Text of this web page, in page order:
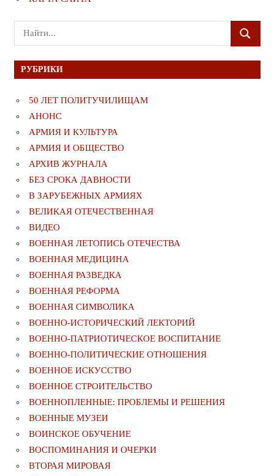
Поиск
для:
ПОИСК
РУБРИКИ
50 ЛЕТ ПОЛИТУЧИЛИЩАМ
АНОНС
АРМИЯ И КУЛЬТУРА
АРМИЯ И ОБЩЕСТВО
АРХИВ ЖУРНАЛА
БЕЗ СРОКА ДАВНОСТИ
В ЗАРУБЕЖНЫХ АРМИЯХ
ВЕЛИКАЯ ОТЕЧЕСТВЕННАЯ
ВИДЕО
ВОЕННАЯ ЛЕТОПИСЬ ОТЕЧЕСТВА
ВОЕННАЯ МЕДИЦИНА
ВОЕННАЯ РАЗВЕДКА
ВОЕННАЯ РЕФОРМА
ВОЕННАЯ СИМВОЛИКА
ВОЕННО-ИСТОРИЧЕСКИЙ ЛЕКТОРИЙ
ВОЕННО-ПАТРИОТИЧЕСКОЕ ВОСПИТАНИЕ
ВОЕННО-ПОЛИТИЧЕСКИE ОТНОШЕНИЯ
ВОЕННОЕ ИСКУССТВО
ВОЕННОЕ СТРОИТЕЛЬСТВО
ВОЕННОПЛЕННЫЕ: ПРОБЛЕМЫ И РЕШЕНИЯ
ВОЕННЫЕ МУЗЕИ
ВОИНСКОЕ ОБУЧЕНИЕ
ВОСПОМИНАНИЯ И ОЧЕРКИ
ВТОРАЯ МИРОВАЯ